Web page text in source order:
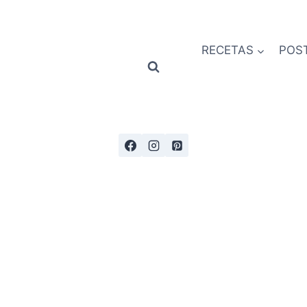
RECETAS